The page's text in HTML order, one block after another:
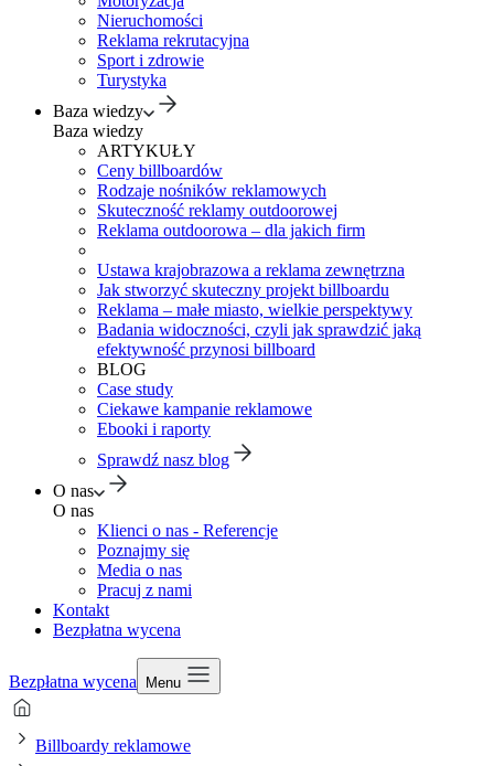
Nieruchomości
Reklama rekrutacyjna
Sport i zdrowie
Turystyka
Baza wiedzy
Baza wiedzy
ARTYKUŁY
Ceny billboardów
Rodzaje nośników reklamowych
Skuteczność reklamy outdoorowej
Reklama outdoorowa – dla jakich firm
Ustawa krajobrazowa a reklama zewnętrzna
Jak stworzyć skuteczny projekt billboardu
Reklama – małe miasto, wielkie perspektywy
Badania widoczności, czyli jak sprawdzić jaką
efektywność przynosi billboard
BLOG
Case study
Ciekawe kampanie reklamowe
Ebooki i raporty
Sprawdź nasz blog
O nas
O nas
Klienci o nas - Referencje
Poznajmy się
Media o nas
Pracuj z nami
Kontakt
Bezpłatna wycena
Bezpłatna wycena Menu
Billboardy reklamowe